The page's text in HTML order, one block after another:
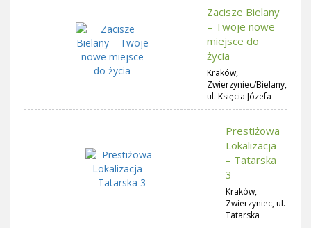
Zacisze Bielany
– Twoje nowe
miejsce do
życia
Kraków,
Zwierzyniec/Bielany,
ul. Księcia Józefa
Prestiżowa
Lokalizacja
– Tatarska
3
Kraków,
Zwierzyniec, ul.
Tatarska